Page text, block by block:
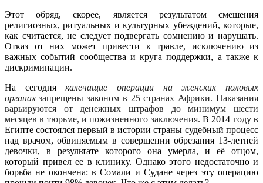
Этот обряд, скорее, является результатом смешения
религиозных, ритуальных и культурных убеждений, которые,
как считается, не следует подвергать сомнению и нарушать.
Отказ от них может привести к травле, исключению из
важных событий сообщества и круга поддержки, а также к
дискриминации.
На сегодня калечащие операции на женских половых
органах запрещены законом в 25 странах Африки. Наказания
варьируются от денежных штрафов до минимум шести
месяцев в тюрьме, и пожизненного заключения. В 2014 году в
Египте состоялся первый в истории страны судебный процесс
над врачом, обвиняемым в совершении обрезания 13-летней
девочки, в результате которого она умерла, и её отцом,
который привел ее в клинику. Однако этого недостаточно и
борьба не окончена: в Сомали и Судане через эту операцию